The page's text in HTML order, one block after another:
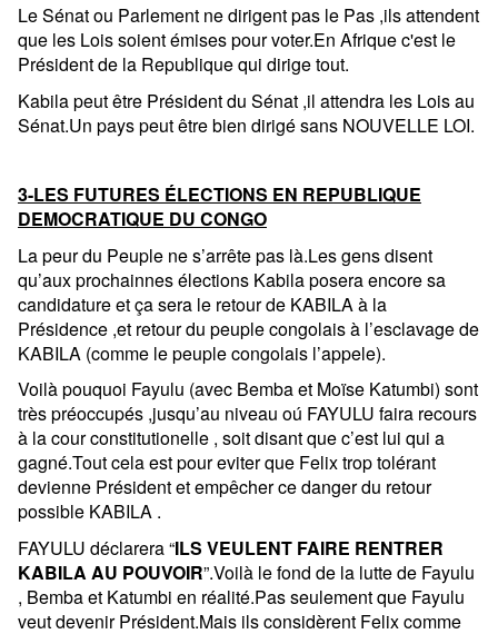
Le Sénat ou Parlement ne dirigent pas le Pas ,ils attendent
que les Lois soient émises pour voter.En Afrique c'est le
Président de la Republique qui dirige tout.
Kabila peut être Président du Sénat ,il attendra les Lois au
Sénat.Un pays peut être bien dirigé sans NOUVELLE LOI.
3-LES FUTURES ÉLECTIONS EN REPUBLIQUE
DEMOCRATIQUE DU CONGO
La peur du Peuple ne s’arrête pas là.Les gens disent
qu’aux prochainnes élections Kabila posera encore sa
candidature et ça sera le retour de KABILA à la
Présidence ,et retour du peuple congolais à l’esclavage de
KABILA (comme le peuple congolais l’appele).
Voilà pouquoi Fayulu (avec Bemba et Moïse Katumbi) sont
très préoccupés ,jusqu’au niveau oú FAYULU faira recours
à la cour constitutionelle , soit disant que c’est lui qui a
gagné.Tout cela est pour eviter que Felix trop tolérant
devienne Président et empêcher ce danger du retour
possible KABILA .
FAYULU déclarera “ILS VEULENT FAIRE RENTRER
KABILA AU POUVOIR”.Voilà le fond de la lutte de Fayulu
, Bemba et Katumbi en réalité.Pas seulement que Fayulu
veut devenir Président.Mais ils considèrent Felix comme